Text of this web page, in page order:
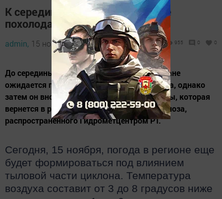
К середине недели в Татарстане
похолодает до -10 градусов
admin, 15 ноября 2022 - 09:33 955 0 0
До середины начавшейся недели в Татарстане
ожидается понижение температурного фона, однако
затем он вновь повысится на фоне непогоды, которая
вернется в республику. Это следует из прогноза,
распространенного Гидрометцентром РТ.
Сегодня, 15 ноября, погода в регионе еще
будет формироваться под влиянием
тыловой части циклона. Температура
воздуха составит от 3 до 8 градусов ниже